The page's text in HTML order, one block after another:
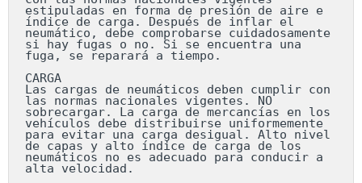
estipuladas en forma de presión de aire e
índice de carga. Después de inflar el
neumático, debe comprobarse cuidadosamente
si hay fugas o no. Si se encuentra una
fuga, se reparará a tiempo.
CARGA
Las cargas de neumáticos deben cumplir con
las normas nacionales vigentes. NO
sobrecargar. La carga de mercancías en los
vehículos debe distribuirse uniformemente
para evitar una carga desigual. Alto nivel
de capas y alto índice de carga de los
neumáticos no es adecuado para conducir a
alta velocidad.